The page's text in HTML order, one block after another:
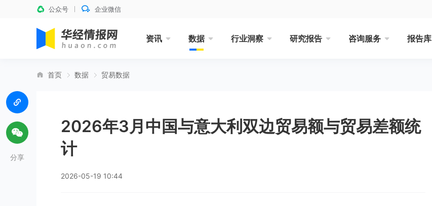
公众号 企业微信
资讯 数据 行业洞察 研究报告 咨询服务 报告库
首页 数据 贸易数据
2026年3月中国与意大利双边贸易额与贸易差额统
计
2026-05-19 10:44
分享